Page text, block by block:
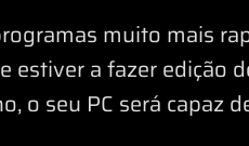
muito mais
a fazer edição
o seu PC será capaz